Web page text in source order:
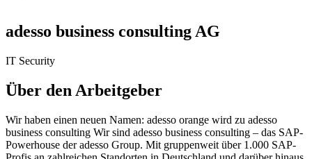
adesso business consulting AG
IT Security
Über den Arbeitgeber
Wir haben einen neuen Namen: adesso orange wird zu adesso
business consulting Wir sind adesso business consulting – das SAP-
Powerhouse der adesso Group. Mit gruppenweit über 1.000 SAP-